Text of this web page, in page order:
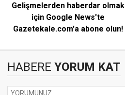
Gelişmelerden haberdar olmak
için Google News'te
Gazetekale.com'a abone olun!
HABERE YORUM KAT